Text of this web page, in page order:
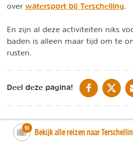
over watersport bij Terschelling
En zijn al deze activiteiten niks
baden is alleen maar tijd om te
rusten.
Deel deze pagina! DELEN OPDELEN
number_of_trips:
10 Bekijk alle reizen naar